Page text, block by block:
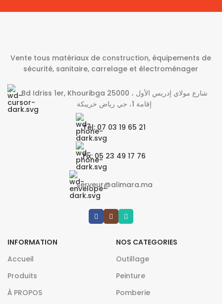
Vente tous matériaux de construction, équipements de
sécurité, sanitaire, carrelage et électroménager
Bd Idriss 1er, Khouribga 25000 شارع مولاي إدريس الأول ،
إقامة 1، حي رياض خريبكة
Tél: 07 03 19 65 21
Fix: 05 23 49 17 76
serveur@alimara.ma
INFORMATION
Accueil
Produits
À PROPOS
NOS CATEGORIES
Outillage
Peinture
Pomberie